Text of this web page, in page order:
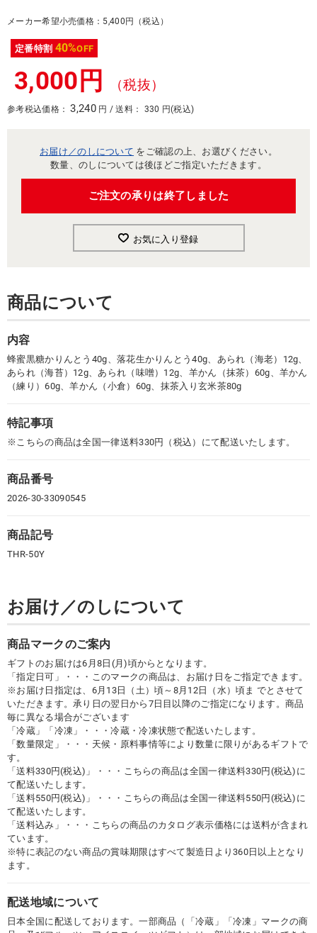
メーカー希望小売価格：5,400円（税込）
定番特割 40%OFF
3,000円 （税抜）
参考税込価格：3,240円 / 送料： 330 円(税込)
お届け／のしについて をご確認の上、お選びください。
数量、のしについては後ほどご指定いただきます。
ご注文の承りは終了しました
お気に入り登録
商品について
内容
蜂蜜黒糖かりんとう40g、落花生かりんとう40g、あられ（海老）12g、
あられ（海苔）12g、あられ（味噌）12g、羊かん（抹茶）60g、羊かん
（練り）60g、羊かん（小倉）60g、抹茶入り玄米茶80g
特記事項
※こちらの商品は全国一律送料330円（税込）にて配送いたします。
商品番号
2026-30-33090545
商品記号
THR-50Y
お届け／のしについて
商品マークのご案内
ギフトのお届けは6月8日(月)頃からとなります。
「指定日可」・・・このマークの商品は、お届け日をご指定できます。
※お届け日指定は、6月13日（土）頃～8月12日（水）頃ま でとさせて
いただきます。承り日の翌日から7日目以降のご指定になります。商品
毎に異なる場合がございます
「冷蔵」「冷凍」・・・冷蔵・冷凍状態で配送いたします。
「数量限定」・・・天候・原料事情等により数量に限りがあるギフトで
す。
「送料330円(税込)」・・・こちらの商品は全国一律送料330円(税込)に
て配送いたします。
「送料550円(税込)」・・・こちらの商品は全国一律送料550円(税込)に
て配送いたします。
「送料込み」・・・こちらの商品のカタログ表示価格には送料が含まれ
ています。
※特に表記のない商品の賞味期限はすべて製造日より360日以上となり
ます。
配送地域について
日本全国に配送しております。一部商品（「冷蔵」「冷凍」マークの商